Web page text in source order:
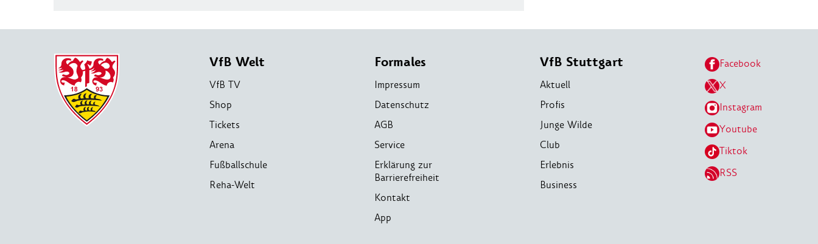
VfB Welt
VfB TV
Shop
Tickets
Arena
Fußballschule
Reha-Welt
Formales
Impressum
Datenschutz
AGB
Service
Erklärung zur
Barrierefreiheit
Kontakt
App
VfB Stuttgart
Aktuell
Profis
Junge Wilde
Club
Erlebnis
Business
Facebook
X
Instagram
Youtube
Tiktok
RSS